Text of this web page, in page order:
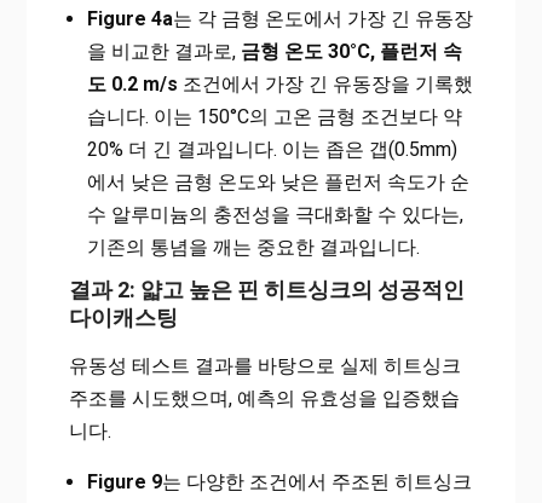
Figure 4a는 각 금형 온도에서 가장 긴 유동장
을 비교한 결과로, 금형 온도 30°C, 플런저 속
도 0.2 m/s 조건에서 가장 긴 유동장을 기록했
습니다. 이는 150°C의 고온 금형 조건보다 약
20% 더 긴 결과입니다. 이는 좁은 갭(0.5mm)
에서 낮은 금형 온도와 낮은 플런저 속도가 순
수 알루미늄의 충전성을 극대화할 수 있다는,
기존의 통념을 깨는 중요한 결과입니다.
결과 2: 얇고 높은 핀 히트싱크의 성공적인
다이캐스팅
유동성 테스트 결과를 바탕으로 실제 히트싱크
주조를 시도했으며, 예측의 유효성을 입증했습
니다.
Figure 9는 다양한 조건에서 주조된 히트싱크